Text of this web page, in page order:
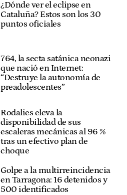
¿Dónde ver el eclipse en
Cataluña? Estos son los 30
puntos oficiales
764, la secta satánica neonazi
que nació en Internet:
“Destruye la autonomía de
preadolescentes”
Rodalies eleva la
disponibilidad de sus
escaleras mecánicas al 96 %
tras un efectivo plan de
choque
Golpe a la multirreincidencia
en Tarragona: 16 detenidos y
500 identificados